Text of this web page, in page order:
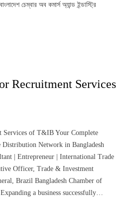
চেম্বার অব কমার্স অ্যান্ড ইন্ডাস্ট্রি
Recruitment Services
Services of T&IB Your Complete
Network in Bangladesh
| Entrepreneur | International Trade
Officer, Trade & Investment
Brazil Bangladesh Chamber of
a business successfully…